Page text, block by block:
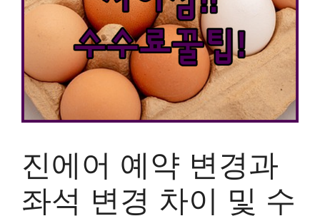
진에어 예약 변경과
좌석 변경 차이 및 수